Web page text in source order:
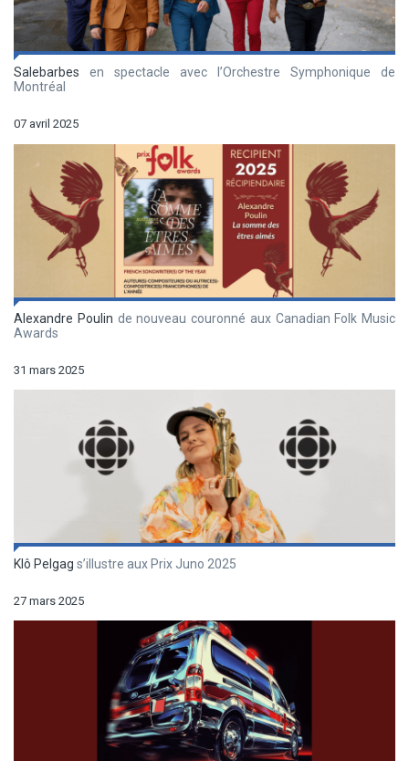
Salebarbes en spectacle avec l’Orchestre Symphonique de
Montréal
07 avril 2025
Alexandre Poulin de nouveau couronné aux Canadian Folk Music
Awards
31 mars 2025
Klô Pelgag s’illustre aux Prix Juno 2025
27 mars 2025